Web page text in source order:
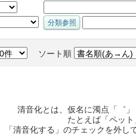
ソート順
清音化とは、仮名に濁点「゛
たとえば「ペッ
「清音化する」のチェックを外